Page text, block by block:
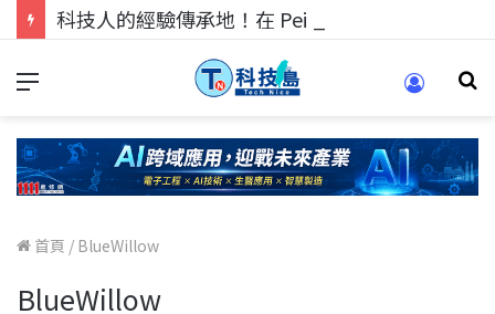
首頁 / BlueWillow
BlueWillow